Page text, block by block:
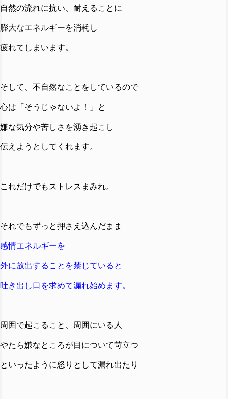
自然の流れに抗い、耐えることに
膨大なエネルギーを消耗し
疲れてしまいます。
そして、不自然なことをしているので
心は「そうじゃないよ！」と
嫌な気分や苦しさを湧き起こし
伝えようとしてくれます。
これだけでもストレスまみれ。
それでもずっと押さえ込んだまま
感情エネルギーを
外に放出することを禁じていると
吐き出し口を求めて漏れ始めます。
周囲で起こること、周囲にいる人
やたら嫌なところが目について苛立つ
といったように怒りとして漏れ出たり